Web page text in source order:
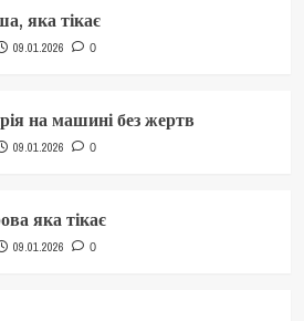
яка тікає
09.01.2026 0
на машині без жертв
09.01.2026 0
яка тікає
09.01.2026 0